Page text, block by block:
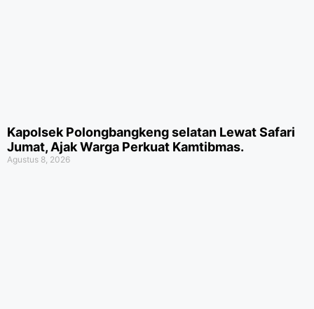
Kapolsek Polongbangkeng selatan Lewat Safari
Jumat, Ajak Warga Perkuat Kamtibmas.
Agustus 8, 2026